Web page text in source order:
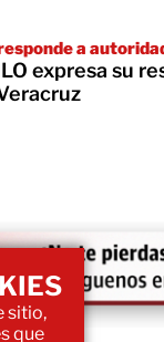
a
expresa su
sitio,
que